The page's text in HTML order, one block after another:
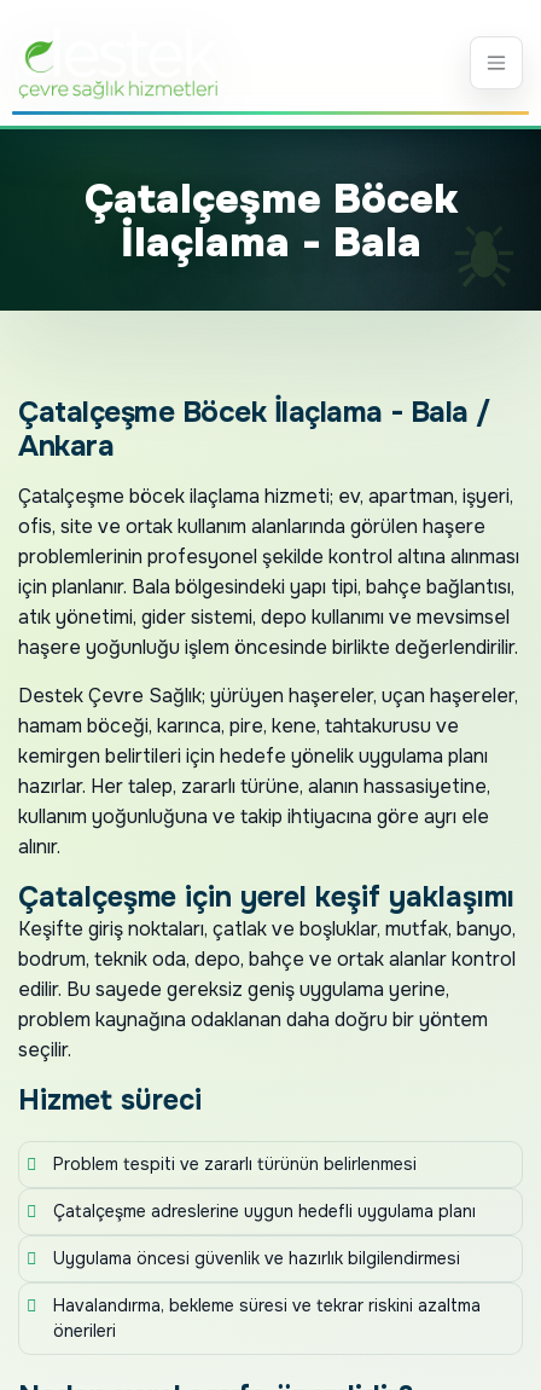
Çatalçeşme Böcek
İlaçlama - Bala
Çatalçeşme Böcek İlaçlama - Bala /
Ankara
Çatalçeşme böcek ilaçlama hizmeti; ev, apartman, işyeri,
ofis, site ve ortak kullanım alanlarında görülen haşere
problemlerinin profesyonel şekilde kontrol altına alınması
için planlanır. Bala bölgesindeki yapı tipi, bahçe bağlantısı,
atık yönetimi, gider sistemi, depo kullanımı ve mevsimsel
haşere yoğunluğu işlem öncesinde birlikte değerlendirilir.
Destek Çevre Sağlık; yürüyen haşereler, uçan haşereler,
hamam böceği, karınca, pire, kene, tahtakurusu ve
kemirgen belirtileri için hedefe yönelik uygulama planı
hazırlar. Her talep, zararlı türüne, alanın hassasiyetine,
kullanım yoğunluğuna ve takip ihtiyacına göre ayrı ele
alınır.
Çatalçeşme için yerel keşif yaklaşımı
Keşifte giriş noktaları, çatlak ve boşluklar, mutfak, banyo,
bodrum, teknik oda, depo, bahçe ve ortak alanlar kontrol
edilir. Bu sayede gereksiz geniş uygulama yerine,
problem kaynağına odaklanan daha doğru bir yöntem
seçilir.
Hizmet süreci
Problem tespiti ve zararlı türünün belirlenmesi
Çatalçeşme adreslerine uygun hedefli uygulama planı
Uygulama öncesi güvenlik ve hazırlık bilgilendirmesi
Havalandırma, bekleme süresi ve tekrar riskini azaltma
önerileri